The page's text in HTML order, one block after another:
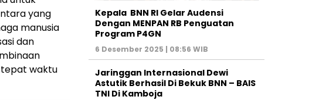
yang
manusia
dan
waktu
Kepala BNN RI Gelar Audensi
Dengan MENPAN RB Penguatan
Program P4GN
6 Desember 2025 | 08:56 WIB
Jaringgan Internasional Dewi
Astutik Berhasil Di Bekuk BNN – BAIS
TNI Di Kamboja